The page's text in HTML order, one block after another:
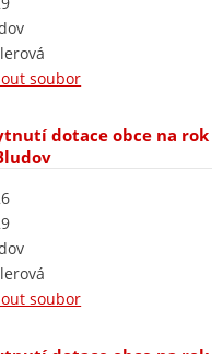
soubor
dotace obce na rok
soubor